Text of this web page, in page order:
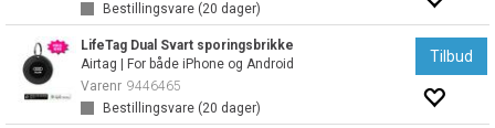
Bestillingsvare (20 dager)
LifeTag Dual Svart sporingsbrikke
Airtag | For både iPhone og Android
Varenr 9446465
Bestillingsvare (20 dager)
Tilbud